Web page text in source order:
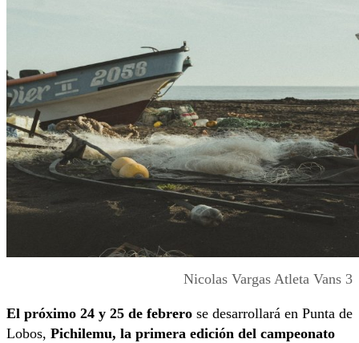
Nicolas Vargas Atleta Vans 3
El próximo 24 y 25 de febrero se desarrollará en Punta de
Lobos, Pichilemu, la primera edición del campeonato